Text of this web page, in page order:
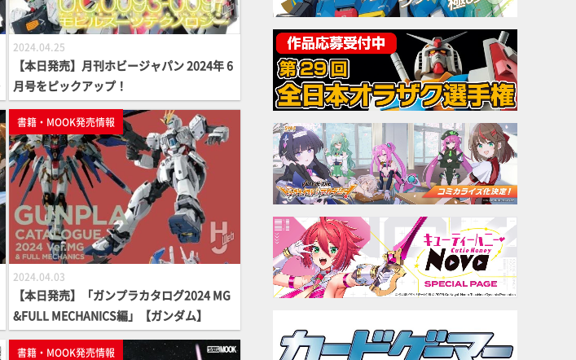
2024.04.25
【本日発売】月刊ホビージャパン 2024年 6
月号をピックアップ！
書籍・MOOK発売情報
2024.04.03
【本日発売】「ガンプラカタログ2024 MG
&FULL MECHANICS編」【ガンダム】
書籍・MOOK発売情報